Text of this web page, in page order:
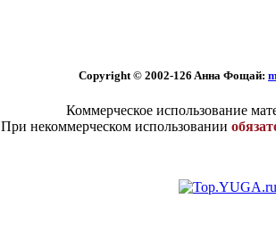
Copyright © 2002-126 Aннa Фoщaй:
Коммерческое использование
При некоммерческом использовании